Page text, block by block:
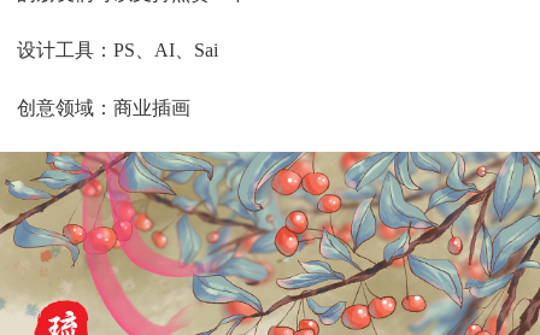
设计工具：PS、AI、Sai
创意领域：商业插画